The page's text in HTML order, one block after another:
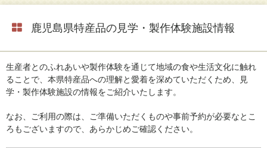
鹿児島県特産品の見学・製作体験施設情報
生産者とのふれあいや製作体験を通じて地域の食や生活文化に触れ
ることで、本県特産品への理解と愛着を深めていただくため、見
学・製作体験施設の情報をご紹介いたします。
なお、ご利用の際は、ご準備いただくものや事前予約が必要なとこ
ろもございますので、あらかじめご確認ください。